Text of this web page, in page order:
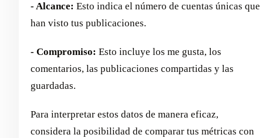
- Alcance: Esto indica el número de cuentas únicas que
han visto tus publicaciones.
- Compromiso: Esto incluye los me gusta, los
comentarios, las publicaciones compartidas y las
guardadas.
Para interpretar estos datos de manera eficaz,
considera la posibilidad de comparar tus métricas con